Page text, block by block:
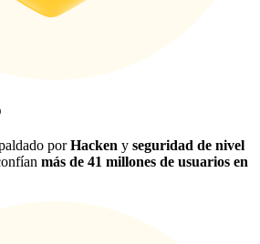
porHacken y seguridad de nivel
más de 41 millones de usuarios en